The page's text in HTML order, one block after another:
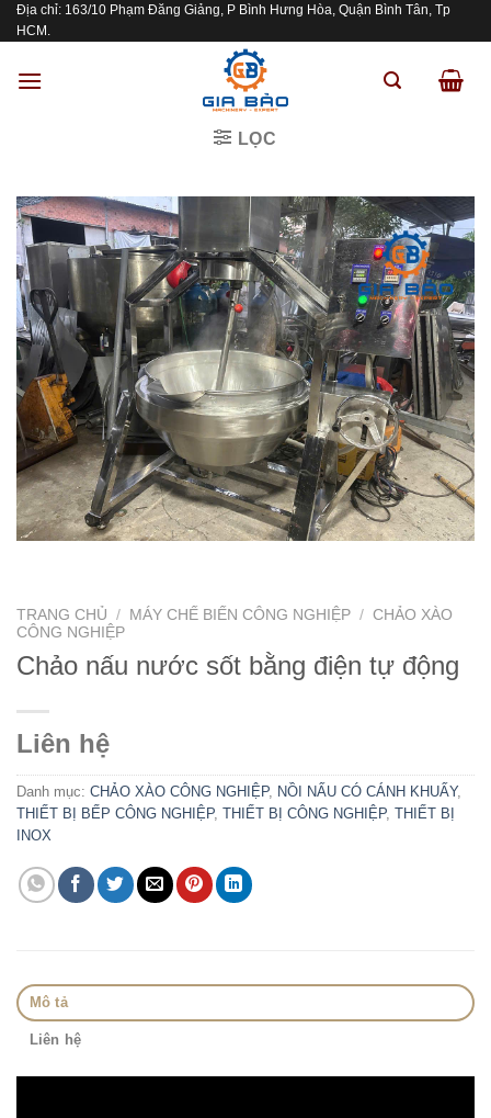
Skip
to
Địa chỉ: 163/10 Phạm Đăng Giảng, P Bình Hưng Hòa, Quận Bình Tân, Tp
HCM.
LỌC
TRANG CHỦ / MÁY CHẾ BIẾN CÔNG NGHIỆP / CHẢO XÀO
CÔNG NGHIỆP
Chảo nấu nước sốt bằng điện tự động
Liên hệ
Danh mục: CHẢO XÀO CÔNG NGHIỆP, NỒI NẤU CÓ CÁNH KHUẤY,
THIẾT BỊ BẾP CÔNG NGHIỆP, THIẾT BỊ CÔNG NGHIỆP, THIẾT BỊ
INOX
Mô tả
Liên hệ